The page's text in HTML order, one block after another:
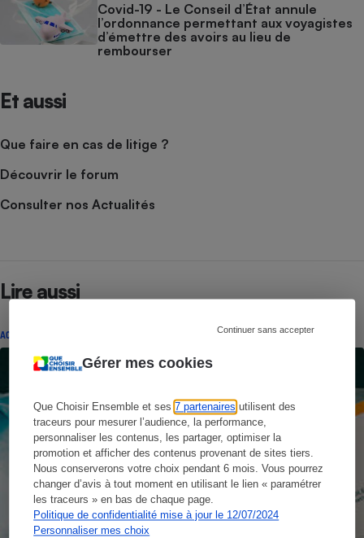
Gérer mes cookies
Que Choisir Ensemble et ses7 partenaires utilisent des
traceurs pour mesurer l’audience, la performance,
personnaliser les contenus, les partager, optimiser la
promotion et afficher des contenus provenant de sites tiers.
Nous conserverons votre choix pendant 6 mois. Vous pourrez
changer d’avis à tout moment en utilisant le lien « paramétrer
les traceurs » en bas de chaque page.
Politique de confidentialité mise à jour le 12/07/2024
Personnaliser mes choix
Continuer sans accepter
Covid-19 - Le Conseil d’État annule
l’ordonnance permettant aux voyagistes
d’émettre des avoirs au lieu de
rembourser
Et aussi
Que faire en cas de litige ?
Découvrir le forum
Consulter nos Actualités
Lire aussi
ACTUALITÉ